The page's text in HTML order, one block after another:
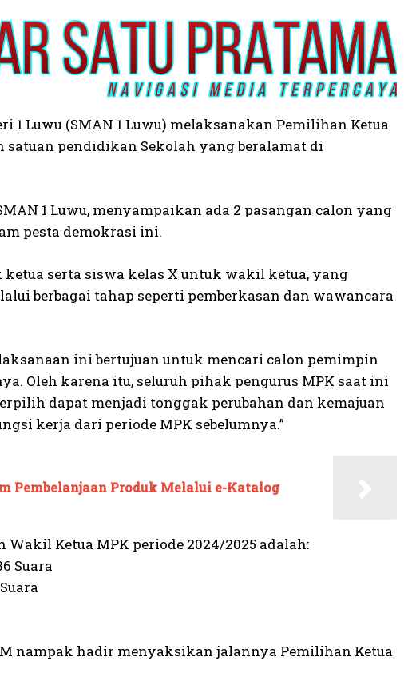
1 Luwu (SMAN 1 Luwu) melaksanakan Pemilihan Ketua
pendidikan Sekolah yang beralamat di
1 Luwu, menyampaikan ada 2 pasangan calon yang
pesta demokrasi ini.
serta siswa kelas X untuk wakil ketua, yang
berbagai tahap seperti pemberkasan dan wawancara
ini bertujuan untuk mencari calon pemimpin
Oleh karena itu, seluruh pihak pengurus MPK saat ini
dapat menjadi tonggak perubahan dan kemajuan
kerja dari periode MPK sebelumnya.”
Pembelanjaan Produk Melalui e-Katalog
Ketua MPK periode 2024/2025 adalah:
Suara
nampak hadir menyaksikan jalannya Pemilihan Ketua